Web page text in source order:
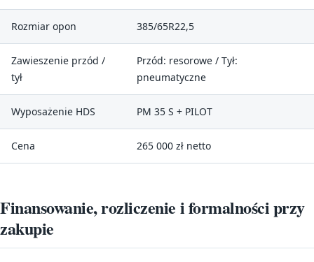
Rozmiar opon 385/65R22,5
Zawieszenie przód /
tył
Przód: resorowe / Tył:
pneumatyczne
Wyposażenie HDS PM 35 S + PILOT
Cena 265 000 zł netto
Finansowanie, rozliczenie i formalności przy
zakupie